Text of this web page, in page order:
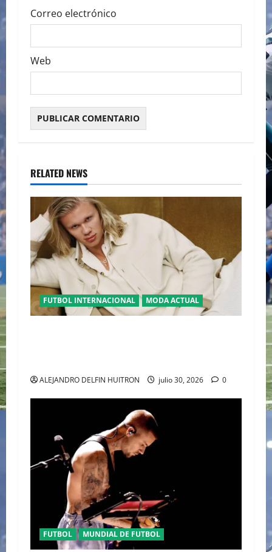
Correo electrónico
Web
RELATED NEWS
FUTBOL INTERNACIONAL MODA ACTUAL
ALEJANDRO DELFIN HUITRON julio 30, 2026 0
FUTBOL MUNDIAL DE FUTBOL